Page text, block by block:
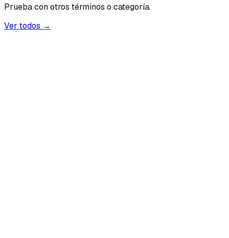
Prueba con otros términos o categoría.
Ver todos →